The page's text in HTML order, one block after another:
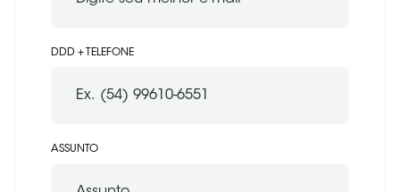
DDD + TELEFONE
ASSUNTO